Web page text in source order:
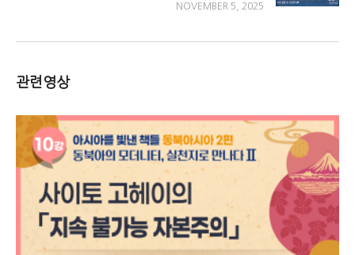
NOVEMBER 5, 2025
관련영상